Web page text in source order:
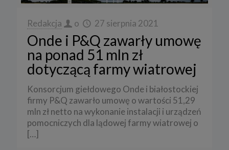
Redakcja o 27 sierpnia 2021
Onde i P&Q zawarły umowę
na ponad 51 mln zł
dotyczącą farmy wiatrowej
Konsorcjum giełdowego Onde i białostockiej
firmy P&Q zawarło umowę o wartości 51,29
mln zł netto na wykonanie instalacji i urządzeń
pomocniczych dla lądowej farmy wiatrowej o
[…]